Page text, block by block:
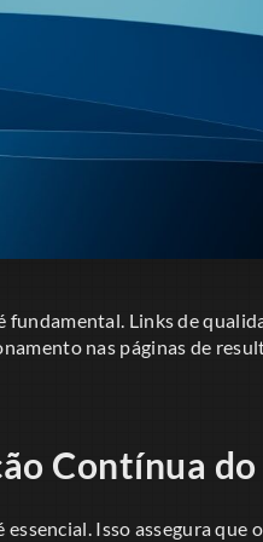
Links de
nas páginas de
Contínua do
Isso assegura que